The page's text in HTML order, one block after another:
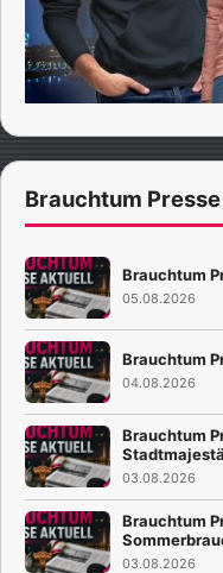
Brauchtum
Brauchtum
05.08.2026
Brauchtum
04.08.2026
Brauchtum
03.08.2026
Brauchtum
03.08.2026